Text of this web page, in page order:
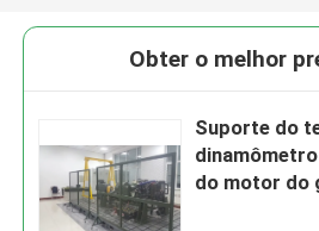
Obter o melhor
Suporte do
do motor do